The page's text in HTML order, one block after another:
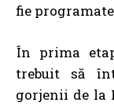
fie
În prima
trebuit să
gorjenii de la